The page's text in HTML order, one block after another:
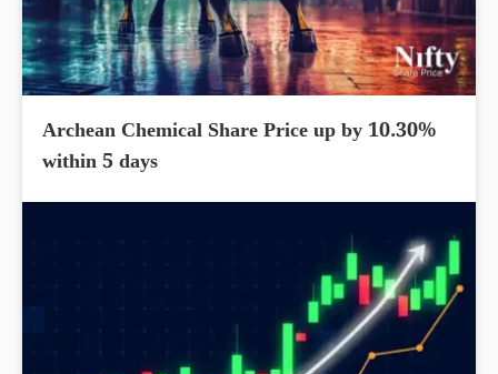
Archean Chemical Share Price up by 10.30%
within 5 days